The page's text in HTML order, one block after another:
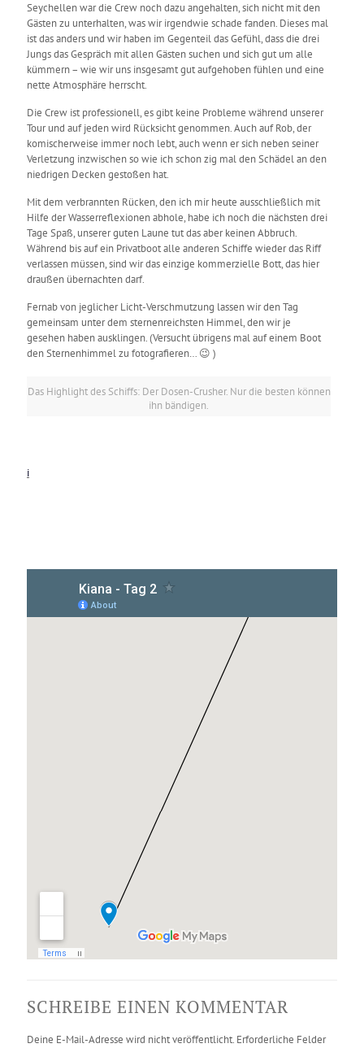
Seychellen war die Crew noch dazu angehalten, sich nicht mit den
Gästen zu unterhalten, was wir irgendwie schade fanden. Dieses mal
ist das anders und wir haben im Gegenteil das Gefühl, dass die drei
Jungs das Gespräch mit allen Gästen suchen und sich gut um alle
kümmern – wie wir uns insgesamt gut aufgehoben fühlen und eine
nette Atmosphäre herrscht.
Die Crew ist professionell, es gibt keine Probleme während unserer
Tour und auf jeden wird Rücksicht genommen. Auch auf Rob, der
komischerweise immer noch lebt, auch wenn er sich neben seiner
Verletzung inzwischen so wie ich schon zig mal den Schädel an den
niedrigen Decken gestoßen hat.
Mit dem verbrannten Rücken, den ich mir heute ausschließlich mit
Hilfe der Wasserreflexionen abhole, habe ich noch die nächsten drei
Tage Spaß, unserer guten Laune tut das aber keinen Abbruch.
Während bis auf ein Privatboot alle anderen Schiffe wieder das Riff
verlassen müssen, sind wir das einzige kommerzielle Bott, das hier
draußen übernachten darf.
Fernab von jeglicher Licht-Verschmutzung lassen wir den Tag
gemeinsam unter dem sternenreichsten Himmel, den wir je
gesehen haben ausklingen. (Versucht übrigens mal auf einem Boot
den Sternenhimmel zu fotografieren… 😉 )
Das Highlight des Schiffs: Der Dosen-Crusher. Nur die besten können
ihn bändigen.
i
SCHREIBE EINEN KOMMENTAR
Deine E-Mail-Adresse wird nicht veröffentlicht. Erforderliche Felder